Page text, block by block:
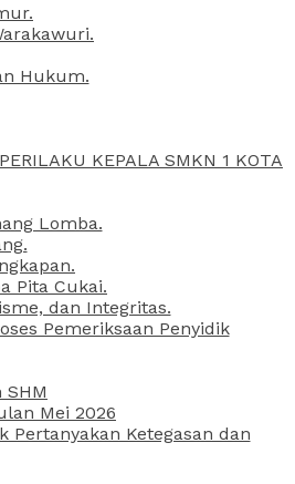
Hukum.
KEPALA SMKN 1 KOTA
Lomba.
Pita Cukai.
dan Integritas.
Pemeriksaan Penyidik
Mei 2026
Pertanyakan Ketegasan dan